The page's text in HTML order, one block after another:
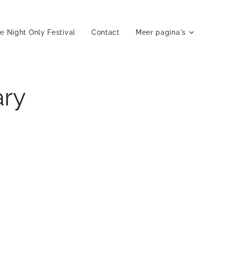
Night Only Festival Contact Meer pagina's